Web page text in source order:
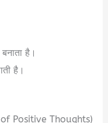
है।
है।
of Positive Thoughts)